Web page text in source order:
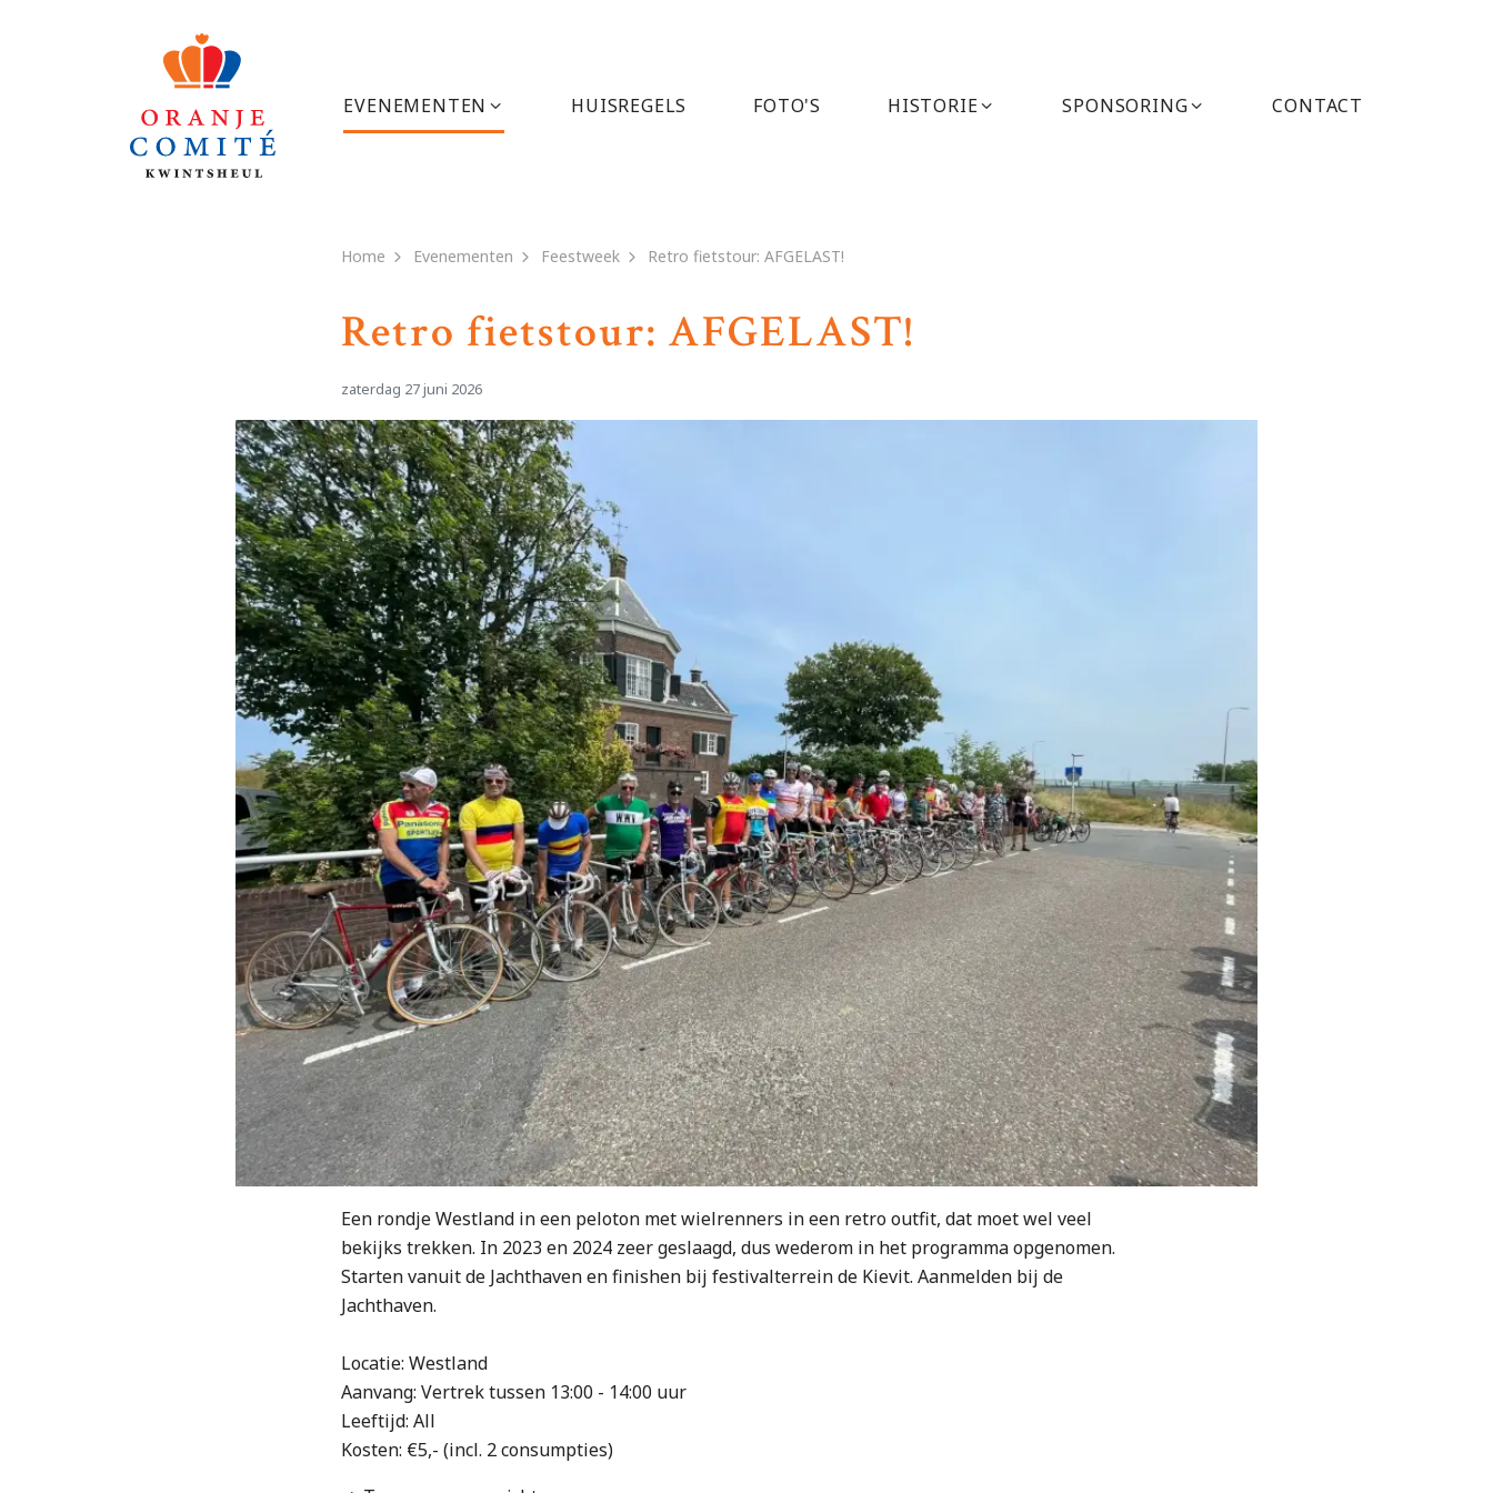
EVENEMENTEN HUISREGELS FOTO'S HISTORIE SPONSORING CONTACT
Home Evenementen Feestweek Retro fietstour: AFGELAST!
Retro fietstour: AFGELAST!
zaterdag 27 juni 2026
Een rondje Westland in een peloton met wielrenners in een retro outfit, dat moet wel veel
bekijks trekken. In 2023 en 2024 zeer geslaagd, dus wederom in het programma opgenomen.
Starten vanuit de Jachthaven en finishen bij festivalterrein de Kievit. Aanmelden bij de
Jachthaven.
Locatie: Westland
Aanvang: Vertrek tussen 13:00 - 14:00 uur
Leeftijd: All
Kosten: €5,- (incl. 2 consumpties)